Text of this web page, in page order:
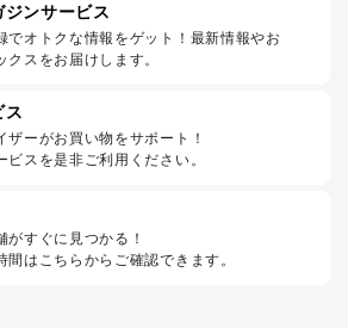
ジンサービス
でオトクな情報をゲット！最新情報やお
クスをお届けします。
ス
ザーがお買い物をサポート！
ビスを是非ご利用ください。
がすぐに見つかる！
間はこちらからご確認できます。